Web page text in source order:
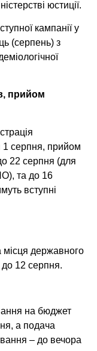
юстиції.
кампанії у
(серпень) з
прийом
1 серпня, прийом
22 серпня (для
та до 16
вступні
місця державного
12 серпня.
на бюджет
а подача
– до вечора